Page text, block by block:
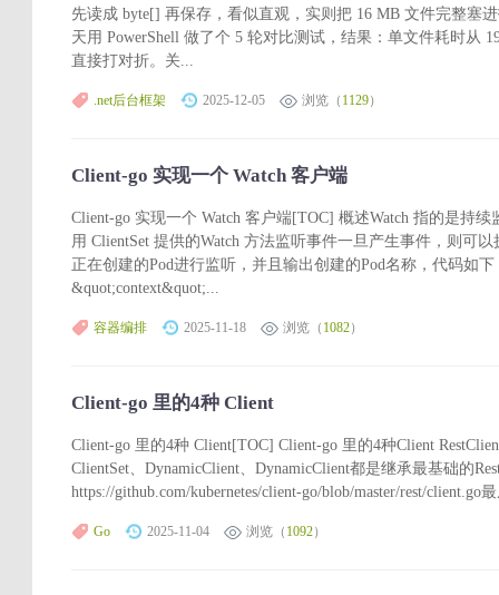
先读成 byte[] 再保存，看似直观，实则把 16 MB 文件完整塞
天用 PowerShell 做了个 5 轮对比测试，结果：单文件耗时从
直接打对折。关...
.net后台框架 2025-12-05 浏览（ 1129）
Client-go 实现一个 Watch 客户端
Client-go 实现一个 Watch 客户端[TOC] 概述Watch 指的是持
用 ClientSet 提供的Watch 方法监听事件一旦产生事件，则可
正在创建的Pod进行监听，并且输出创建的Pod名称，代码如下
&quot;context&quot;...
容器编排 2025-11-18 浏览（ 1082）
Client-go 里的4种 Client
Client-go 里的4种 Client[TOC] Client-go 里的4种Client
ClientSet、DynamicClient、DynamicClient都是继承最基础的
https://github.com/kubernetes/client-go/blob/master/rest/
Go 2025-11-04 浏览（ 1092）